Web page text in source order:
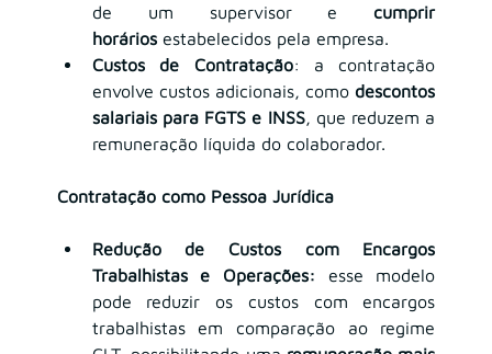
de um supervisor e cumprir
horários estabelecidos pela empresa.
Custos de Contratação: a contratação
envolve custos adicionais, como descontos
salariais para FGTS e INSS, que reduzem a
remuneração líquida do colaborador.
Contratação como Pessoa Jurídica
Redução de Custos com Encargos
Trabalhistas e Operações: esse modelo
pode reduzir os custos com encargos
trabalhistas em comparação ao regime